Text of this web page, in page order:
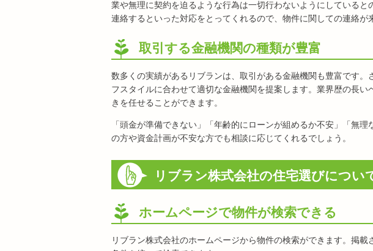
業や無理に契約を迫るような行為は一切行わないようにしている
連絡するといった対応をとってくれるので、物件に関しての連絡が
取引する金融機関の種類が豊富
数多くの実績があるリブランは、取引がある金融機関も豊富です
フスタイルに合わせて適切な金融機関を提案します。業界歴の長
きを任せることができます。
「頭金が準備できない」「年齢的にローンが組めるか不安」「無
の方や資金計画が不安な方でも相談に応じてくれるでしょう。
リブラン株式会社の住宅選びについ
ホームページで物件が検索できる
リブラン株式会社のホームページから物件の検索ができます。掲